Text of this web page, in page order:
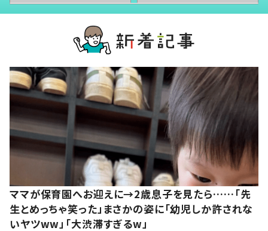
ママが保育園へお迎えに→2歳息子を見たら……「先
生とめっちゃ笑った」まさかの姿に「幼児しか許されな
いヤツww」「大渋滞すぎるw」